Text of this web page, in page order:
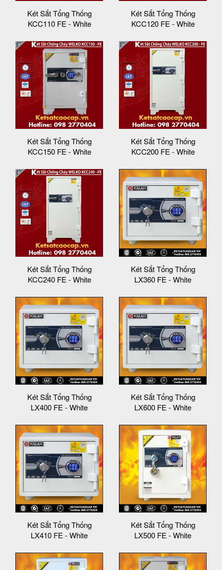
Két Sắt Tổng Thống
KCC110 FE - White
Két Sắt Tổng Thống
KCC120 FE - White
Két Sắt Tổng Thống
KCC150 FE - White
Két Sắt Tổng Thống
KCC200 FE - White
Két Sắt Tổng Thống
KCC240 FE - White
Két Sắt Tổng Thống
LX360 FE - White
Két Sắt Tổng Thống
LX400 FE - White
Két Sắt Tổng Thống
LX600 FE - White
Két Sắt Tổng Thống
LX410 FE - White
Két Sắt Tổng Thống
LX500 FE - White